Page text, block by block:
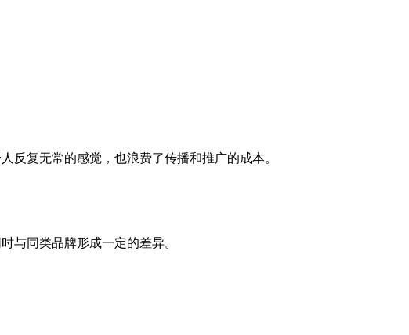
反复无常的感觉，也浪费了传播和推广的成本。
与同类品牌形成一定的差异。